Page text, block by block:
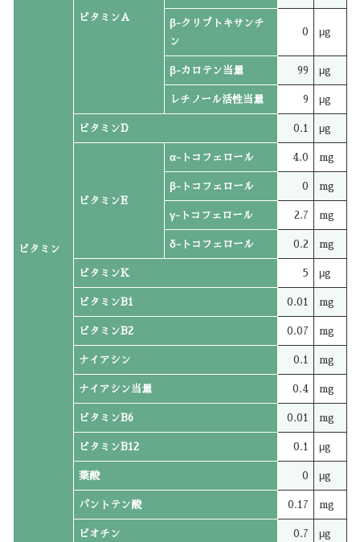
ビタミン
ビタミンA
β-クリプトキサンチ
ン
0 μg
β-カロテン当量 99 μg
レチノール活性当量 9 μg
ビタミンD 0.1 μg
ビタミンE
α-トコフェロール 4.0 mg
β-トコフェロール 0 mg
γ-トコフェロール 2.7 mg
δ-トコフェロール 0.2 mg
ビタミンK 5 μg
ビタミンB1 0.01 mg
ビタミンB2 0.07 mg
ナイアシン 0.1 mg
ナイアシン当量 0.4 mg
ビタミンB6 0.01 mg
ビタミンB12 0.1 μg
葉酸 0 μg
パントテン酸 0.17 mg
ビオチン 0.7 μg